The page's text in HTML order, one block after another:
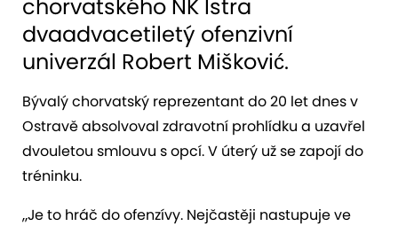
chorvatského NK Istra
dvaadvacetiletý ofenzivní
univerzál Robert Mišković.
Bývalý chorvatský reprezentant do 20 let dnes v
Ostravě absolvoval zdravotní prohlídku a uzavřel
dvouletou smlouvu s opcí. V úterý už se zapojí do
tréninku.
„Je to hráč do ofenzívy. Nejčastěji nastupuje ve